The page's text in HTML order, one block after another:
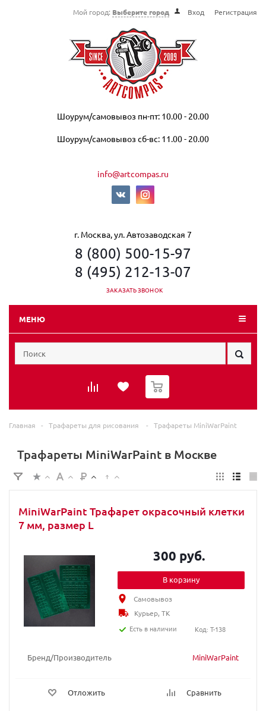
Мой город: Выберите город Вход Регистрация
Шоурум/самовывоз пн-пт: 10.00 - 20.00
Шоурум/самовывоз сб-вс: 11.00 - 20.00
info@artcompas.ru
г. Москва, ул. Автозаводская 7
8 (800) 500-15-97
8 (495) 212-13-07
ЗАКАЗАТЬ ЗВОНОК
МЕНЮ
0
Главная - Трафареты для рисования - Трафареты MiniWarPaint
Трафареты MiniWarPaint в Москве
MiniWarPaint Трафарет окрасочный клетки
7 мм, размер L
Бренд/Производитель MiniWarPaint
Отложить Сравнить
300 руб.
В корзину
Самовывоз
Курьер, ТК
Есть в наличии
Код: T-138